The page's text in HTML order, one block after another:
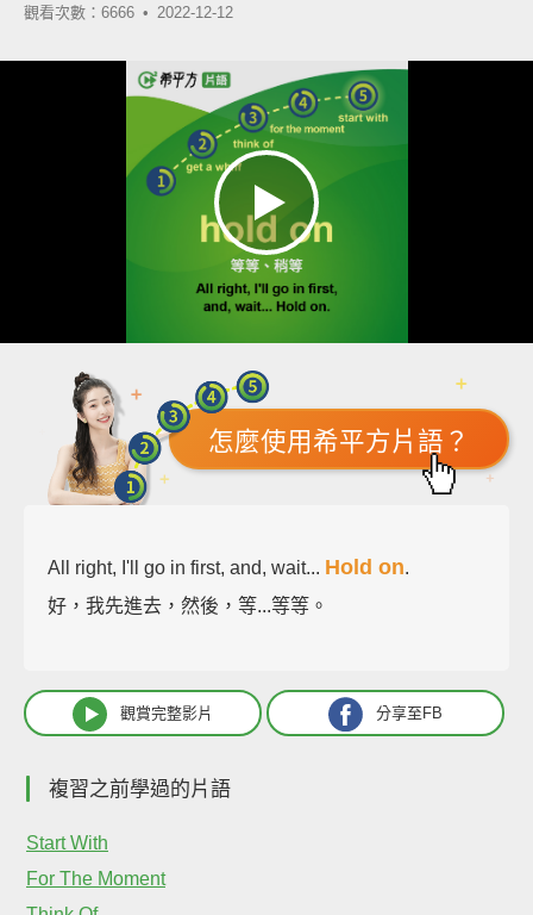
觀看次數：6666 • 2022-12-12
怎麼使用希平方片語？
All right, I'll go in first, and, wait... Hold on.
好，我先進去，然後，等...等等。
觀賞完整影片 分享至FB
複習之前學過的片語
Start With
For The Moment